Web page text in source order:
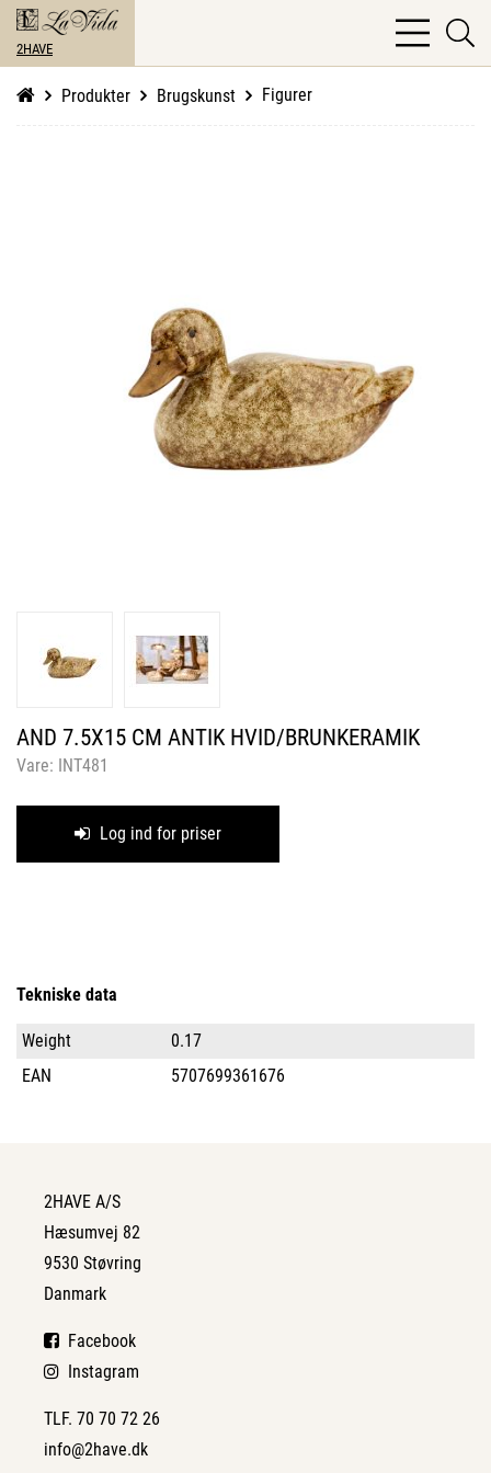
2HAVE
bars
light
Produkter Brugskunst Figurer
AND 7.5X15 CM ANTIK HVID/BRUNKERAMIK
Vare: INT481
Log ind for priser
Tekniske data
Weight
0.17
EAN
5707699361676
2HAVE A/S
Hæsumvej 82
9530 Støvring
Danmark
Facebook
Instagram
TLF. 70 70 72 26
info@2have.dk